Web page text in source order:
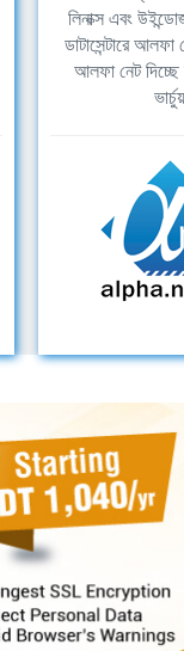
লিনাক্স এবং
ডাটাসেন্টারে আলফা
আলফা নেট দিচ্ছে